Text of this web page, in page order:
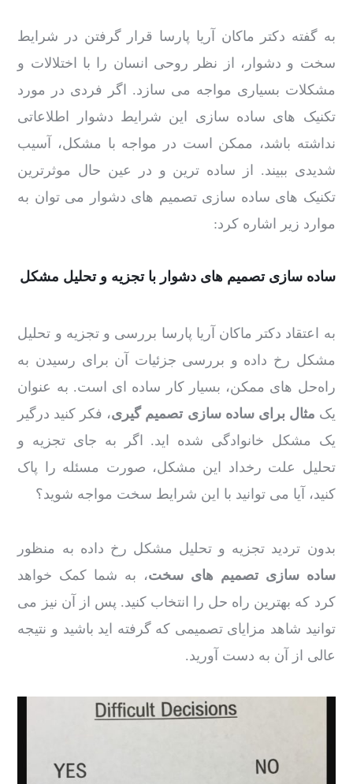
به گفته دکتر ماکان آریا پارسا قرار گرفتن در شرایط
سخت و دشوار، از نظر روحی انسان را با اختلالات و
مشکلات بسیاری مواجه می سازد. اگر فردی در مورد
تکنیک های ساده سازی این شرایط دشوار اطلاعاتی
نداشته باشد، ممکن است در مواجه با مشکل، آسیب
شدیدی ببیند. از ساده ترین و در عین حال موثرترین
تکنیک های ساده سازی تصمیم های دشوار می توان به
موارد زیر اشاره کرد:
ساده سازی تصمیم های دشوار با تجزیه و تحلیل مشکل
به اعتقاد دکتر ماکان آریا پارسا بررسی و تجزیه و تحلیل
مشکل رخ داده و بررسی جزئیات آن برای رسیدن به
راه‌حل های ممکن، بسیار کار ساده ای است. به عنوان
یک مثال برای ساده سازی تصمیم گیری، فکر کنید درگیر
یک مشکل خانوادگی شده اید. اگر به جای تجزیه و
تحلیل علت رخداد این مشکل، صورت مسئله را پاک
کنید، آیا می توانید با این شرایط سخت مواجه شوید؟
بدون تردید تجزیه و تحلیل مشکل رخ داده به منظور
ساده سازی تصمیم های سخت، به شما کمک خواهد
کرد که بهترین راه حل را انتخاب کنید. پس از آن نیز می
توانید شاهد مزایای تصمیمی که گرفته اید باشید و نتیجه
عالی از آن به دست آورید.